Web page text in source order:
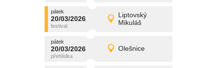
pátek
20/03/2026
Liptovský
Mikuláš
pátek
20/03/2026 Detail
promítání
pátek
20/03/2026 Olešnice
pátek
20/03/2026 Detail
promítání